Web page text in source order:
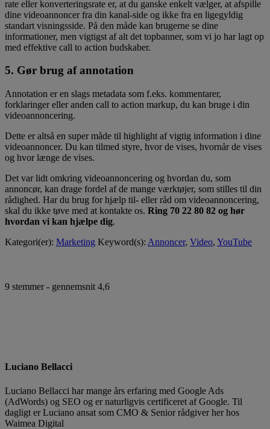
rate eller konverteringsrate er, at du ganske enkelt vælger, at afspille
dine videoannoncer fra din kanal-side og ikke fra en ligegyldig
standart visningsside. På den måde kan brugerne se dine
informationer, men vigtigst af alt det topbanner, som vi jo har lagt op
med effektive call to action budskaber.
5. Gør brug af annotation
Annotation er en slags metadata som f.eks. kommentarer,
forklaringer eller anden call to action markup, du kan bruge i din
videoannoncering.
Dette er altså en super måde til highlight af vigtig information i dine
videoannoncer. Du kan tilmed styre, hvor de vises, hvornår de vises
og hvor længe de vises.
Det var lidt omkring videoannoncering og hvordan du, som
annoncør, kan drage fordel af de mange værktøjer, som stilles til din
rådighed. Har du brug for hjælp til- eller råd om videoannoncering,
skal du ikke tøve med at kontakte os. Ring 70 22 80 82 og hør
hvordan vi kan hjælpe dig.
Kategori(er): Marketing Keyword(s): Annoncer, Video, YouTube
9 stemmer - gennemsnit 4,6
Luciano Bellacci
Luciano Bellacci har mange års erfaring med Google Ads
(AdWords) og SEO og er naturligvis certificeret af Google. Til
dagligt er Luciano ansat som CMO & Senior rådgiver her hos
Waimea Digital